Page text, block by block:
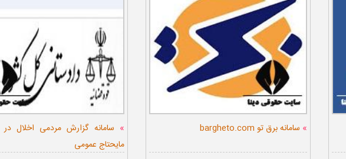
» سامانه برق تو bargheto.com » سامانه گزارش مردمی اخلال در
مایحتاج عمومی